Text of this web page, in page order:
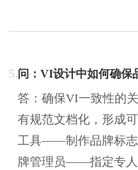
5.问：VI设计中如何确保
答：确保VI一致性的
有规范文档化，形成
工具——制作品牌标
牌管理员——指定专